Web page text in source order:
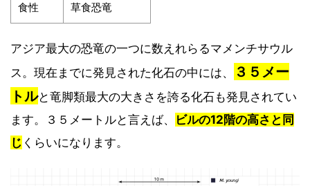
食性 草食恐竜
アジア最大の恐竜の一つに数えれらるマメンチサウル
ス。現在までに発見された化石の中には、
３５メー
トルと竜脚類最大の大きさを誇る化石も発見されてい
ます。３５メートルと言えば、
ビルの12階の高さと同
じ くらいになります。